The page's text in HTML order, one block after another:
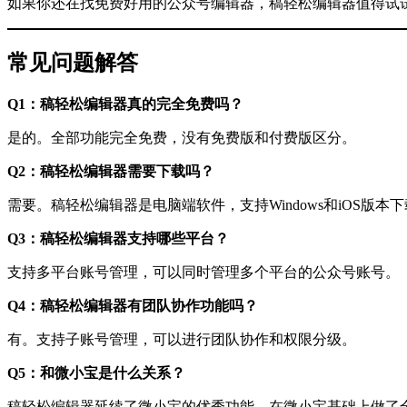
常见问题解答
Q1：稿轻松编辑器真的完全免费吗？
是的。全部功能完全免费，没有免费版和付费版区分。
Q2：稿轻松编辑器需要下载吗？
需要。稿轻松编辑器是电脑端软件，支持Windows和iOS版本下
Q3：稿轻松编辑器支持哪些平台？
支持多平台账号管理，可以同时管理多个平台的公众号账号。
Q4：稿轻松编辑器有团队协作功能吗？
有。支持子账号管理，可以进行团队协作和权限分级。
Q5：和微小宝是什么关系？